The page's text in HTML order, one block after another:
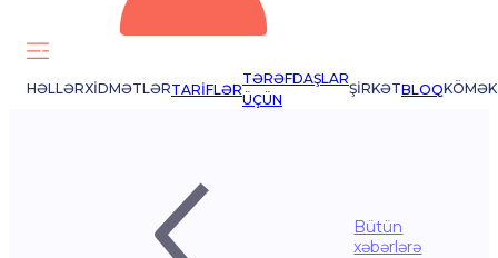
HƏLLƏRXIDMƏTLƏRTARIFLƏR
TƏRƏFDAŞLAR
ÜÇÜN
ŞIRKƏTBLOQKÖMƏK
Bütün
xəbərlərə